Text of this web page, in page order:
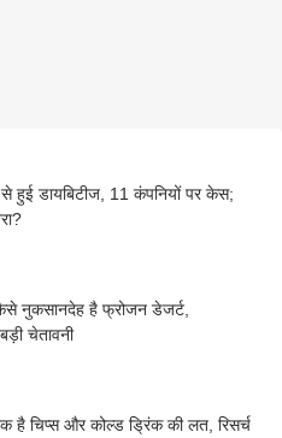
हुई डायबिटीज, 11 कंपनियों पर केस;
नुकसानदेह है फ्रोजन डेजर्ट,
चेतावनी
है चिप्स और कोल्ड ड्रिंक की लत, रिसर्च